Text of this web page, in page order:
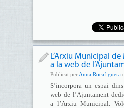
L’Arxiu Municipal
a la web de
Publicat per Anna Rocafiguera
S’incorpora un espai
web de l’Ajuntament
a l’Arxiu Municipal.